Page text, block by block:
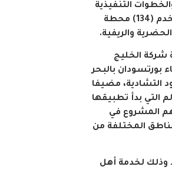
والخطوات التنفيذية
وأكملت اللجنة عملها في (٧) شهور، لافتاً إلى أن المشروع يخدم (134) محطة
والريفية.
شركة الخليج
بورتسودان بالبحر
التشادية، مضيفا
التي بدأ تطبيقها
المشروع في
المختلفة من
وذلك لخدمة أهل